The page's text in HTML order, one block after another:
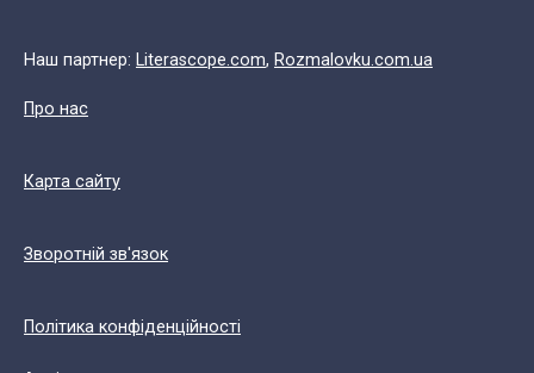
Наш партнер: Literascope.com, Rozmalovku.com.ua
Про нас
Карта сайту
Зворотній зв'язок
Політика конфіденційності